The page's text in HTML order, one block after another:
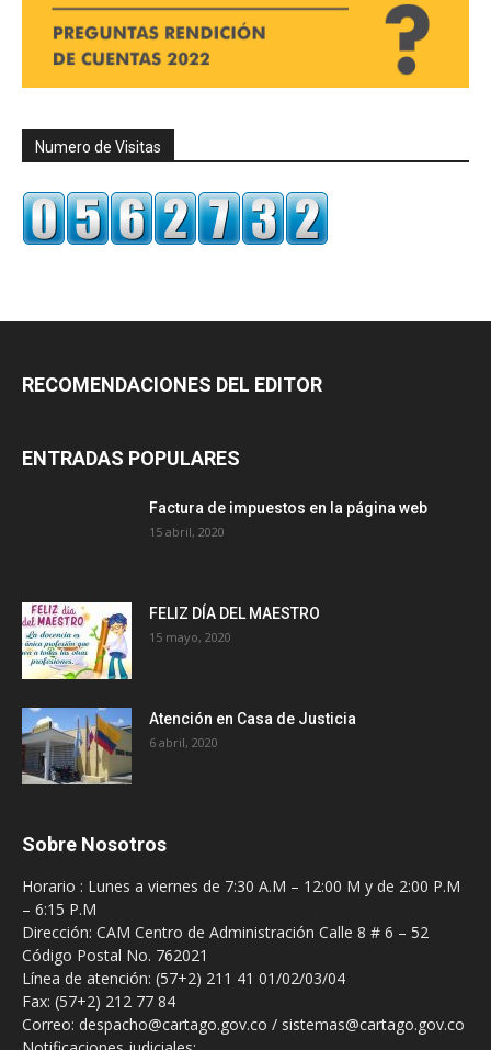
Numero de Visitas
RECOMENDACIONES DEL EDITOR
ENTRADAS POPULARES
Factura de impuestos en la página web
15 abril, 2020
FELIZ DÍA DEL MAESTRO
15 mayo, 2020
Atención en Casa de Justicia
6 abril, 2020
Sobre Nosotros
Horario : Lunes a viernes de 7:30 A.M – 12:00 M y de 2:00 P.M
– 6:15 P.M
Dirección: CAM Centro de Administración Calle 8 # 6 – 52
Código Postal No. 762021
Línea de atención: (57+2) 211 41 01/02/03/04
Fax: (57+2) 212 77 84
Correo: despacho@cartago.gov.co / sistemas@cartago.gov.co